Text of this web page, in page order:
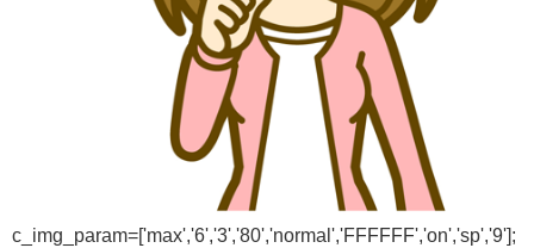
c_img_param=['max','6','3','80','normal','FFFFFF','on','sp','9'];